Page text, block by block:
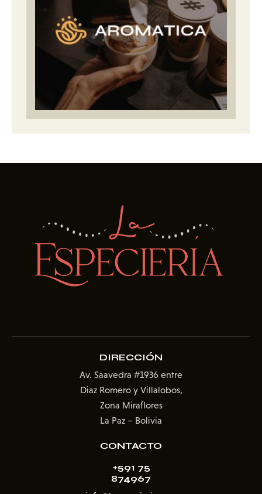
DIRECCIÓN
Av. Saavedra #1936 entre
Diaz Romero y Villalobos,
Zona Miraflores
La Paz – Bolivia
CONTACTO
+591 75
874967